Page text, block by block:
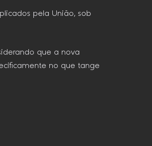
pela União, sob
que a nova
no que tange